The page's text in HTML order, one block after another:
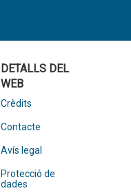
DETALLS DEL
WEB
Crèdits
Contacte
Avís legal
Protecció de
dades